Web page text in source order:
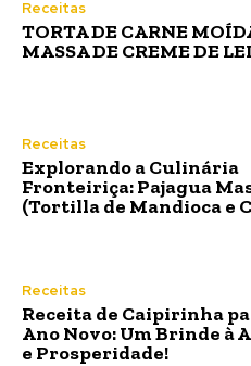
Receitas
TORTA DE CARNE
MASSA DE CREME DE
Receitas
Explorando a Culinária
Fronteiriça: Pajagua
(Tortilla de Mandioca e
Receitas
Receita de Caipirinha
Ano Novo: Um Brinde à
e Prosperidade!